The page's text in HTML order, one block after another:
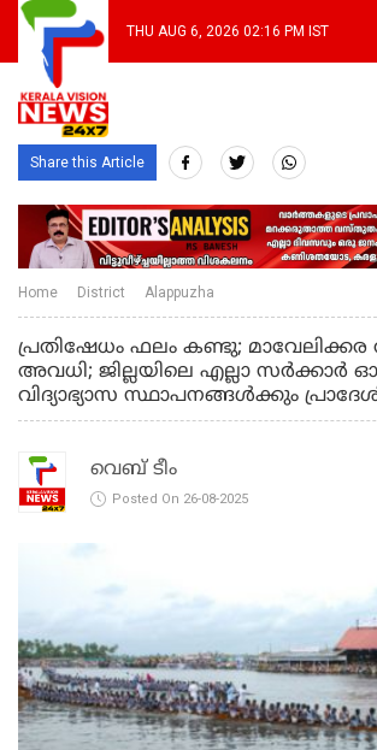
THU AUG 6, 2026 02:16 PM IST
Share this Article
Home District Alappuzha
പ്രതിഷേധം ഫലം കണ്ടു;
അവധി; ജില്ലയിലെ എല്ലാ
വിദ്യാഭ്യാസ സ്ഥാപനങ്ങൾക്കും
വെബ് ടീം
Posted On 26-08-2025